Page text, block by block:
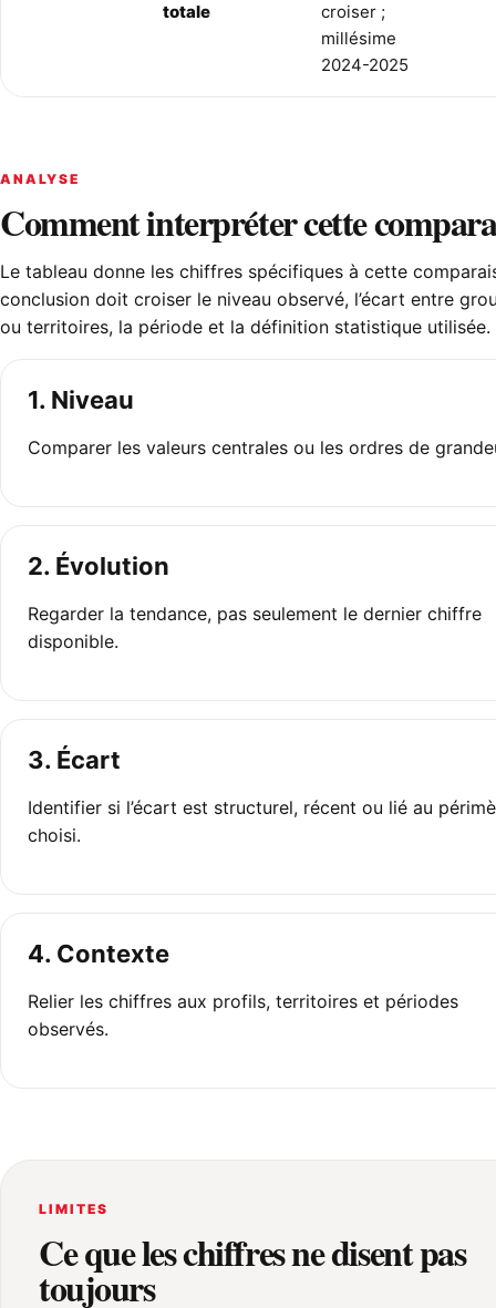
totale
croiser ;
millésime
2024-2025
ANALYSE
Comment interpréter cette
Le tableau donne les chiffres spécifiques à cette
conclusion doit croiser le niveau observé, l’écart entre
ou territoires, la période et la définition statistique utilisée.
1. Niveau
Comparer les valeurs centrales ou les ordres de
2. Évolution
Regarder la tendance, pas seulement le dernier chiffre
disponible.
3. Écart
Identifier si l’écart est structurel, récent ou lié au
choisi.
4. Contexte
Relier les chiffres aux profils, territoires et périodes
observés.
LIMITES
Ce que les chiffres ne disent pas
toujours